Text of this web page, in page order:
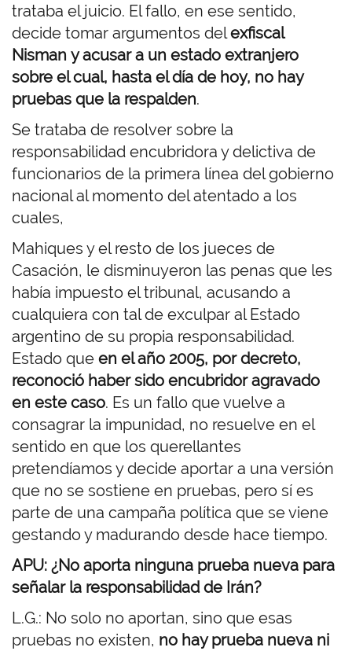
trataba el juicio. El fallo, en ese sentido,
decide tomar argumentos delexfiscal
Nisman y acusar a un estado extranjero
sobre el cual, hasta el día de hoy, no hay
pruebas que la respalden.
Se trataba de resolver sobre la
responsabilidad encubridora y delictiva de
funcionarios de la primera línea del gobierno
nacional al momento del atentado a los
cuales,
Mahiques y el resto de los jueces de
Casación, le disminuyeron las penas que les
había impuesto el tribunal, acusando a
cualquiera con tal de exculpar al Estado
argentino de su propia responsabilidad.
Estado que en el año 2005, por decreto,
reconoció haber sido encubridor agravado
en este caso. Es un fallo que vuelve a
consagrar la impunidad, no resuelve en el
sentido en que los querellantes
pretendíamos y decide aportar a una versión
que no se sostiene en pruebas, pero sí es
parte de una campaña política que se viene
gestando y madurando desde hace tiempo.
APU: ¿No aporta ninguna prueba nueva para
señalar la responsabilidad de Irán?
L.G.: No solo no aportan, sino que esas
pruebas no existen, no hay prueba nueva ni